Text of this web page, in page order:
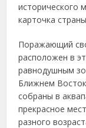
исторического
карточка
Поражающий
расположен в
равнодушным
Ближнем
собраны в
прекрасное
разного